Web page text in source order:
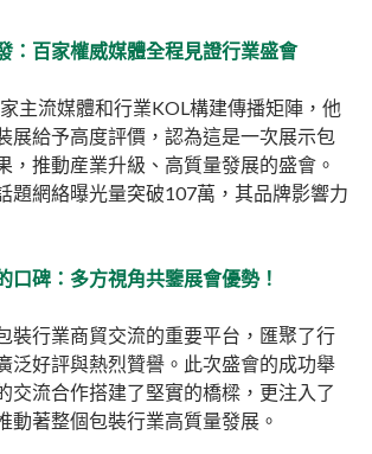
：百家權威媒體全程見證行業盛會
主流媒體和行業KOL構建傳播矩陣，他
展給予高度評價，認為這是一次展示包
，推動産業升級、高質量發展的盛會。
題網絡曝光量突破107萬，其品牌影響力
口碑：多方視角共鑒展會優勢！
裝行業商貿交流的重要平台，匯聚了行
泛好評與熱烈贊譽。此次盛會的成功舉
交流合作搭建了堅實的橋樑，更注入了
動著整個包裝行業高質量發展。